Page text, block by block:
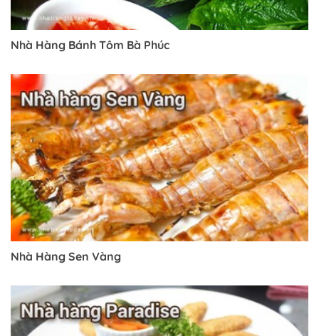
Nhà Hàng Bánh Tôm Bà Phúc
Nhà Hàng Sen Vàng